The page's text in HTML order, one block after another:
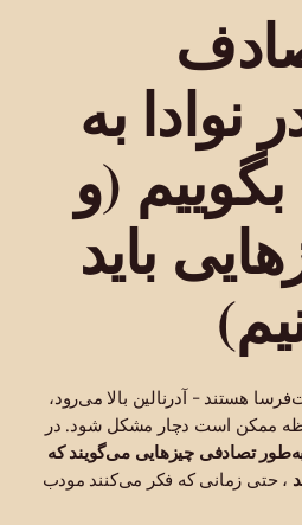
نوادا به
(و
باید
هستند - آدرنالین بالا می‌رود،
ممکن است دچار مشکل شود. در
تصادفی چیزهایی می‌گویند که
، حتی زمانی که فکر می‌کنند مودب